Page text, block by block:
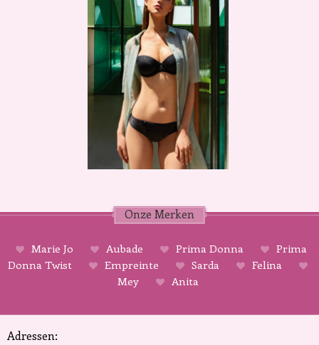
Onze Merken
Marie Jo Aubade Prima Donna
Prima
Donna Twist
Empreinte Sarda
Felina
Mey
Anita
Adressen: